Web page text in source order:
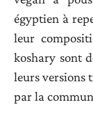
égyptien à
leur
koshary sont
leurs versions
par la